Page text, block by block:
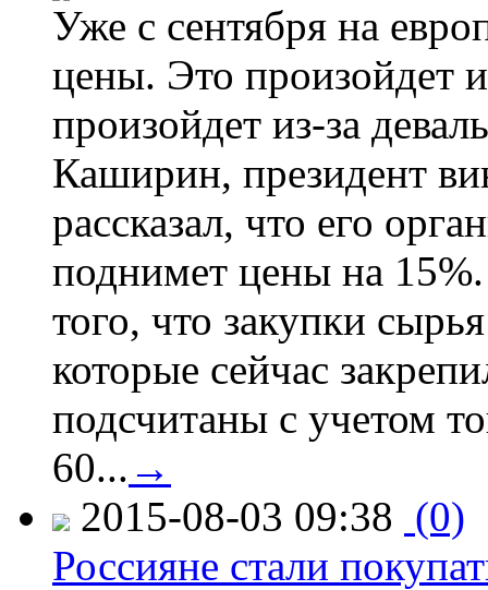
Уже с сентября на
цены. Это произойдет
произойдет из-за
Каширин, президент
рассказал, что его
поднимет цены на
того, что закупки
которые сейчас
подсчитаны с учетом
60... →
2015-08-03 09:38 (0)
Россияне стали